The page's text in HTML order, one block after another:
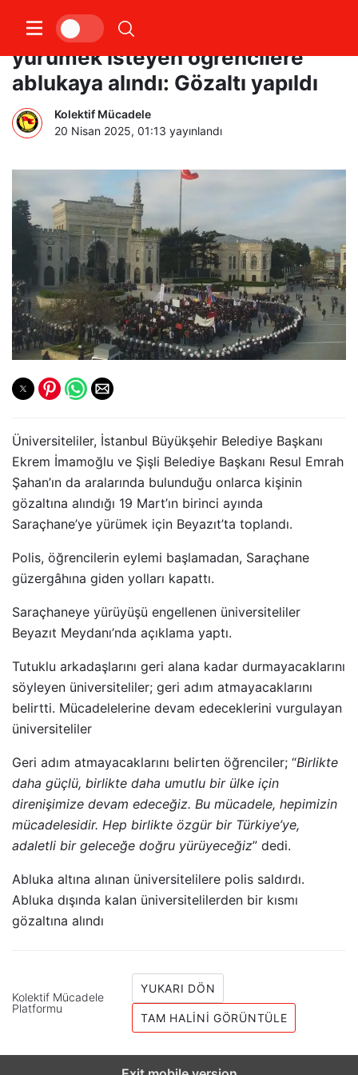
Beyazıt’ta Saraçhane’ye
yürümek isteyen öğrencilere
ablukaya alındı: Gözaltı yapıldı
Kolektif Mücadele
20 Nisan 2025, 01:13 yayınlandı
Üniversiteliler, İstanbul Büyükşehir Belediye Başkanı
Ekrem İmamoğlu ve Şişli Belediye Başkanı Resul Emrah
Şahan’ın da aralarında bulunduğu onlarca kişinin
gözaltına alındığı 19 Mart’ın birinci ayında
Saraçhane’ye yürümek için Beyazıt’ta toplandı.
Polis, öğrencilerin eylemi başlamadan, Saraçhane
güzergâhına giden yolları kapattı.
Saraçhaneye yürüyüşü engellenen üniversiteliler
Beyazıt Meydanı’nda açıklama yaptı.
Tutuklu arkadaşlarını geri alana kadar durmayacaklarını
söyleyen üniversiteliler; geri adım atmayacaklarını
belirtti. Mücadelelerine devam edeceklerini vurgulayan
üniversiteliler
Geri adım atmayacaklarını belirten öğrenciler; “Birlikte
daha güçlü, birlikte daha umutlu bir ülke için
direnişimize devam edeceğiz. Bu mücadele, hepimizin
mücadelesidir. Hep birlikte özgür bir Türkiye’ye,
adaletli bir geleceğe doğru yürüyeceğiz” dedi.
Abluka altına alınan üniversitelilere polis saldırdı.
Abluka dışında kalan üniversitelilerden bir kısmı
gözaltına alındı
Kolektif Mücadele
Platformu
YUKARI DÖN
TAM HALINI GÖRÜNTÜLE